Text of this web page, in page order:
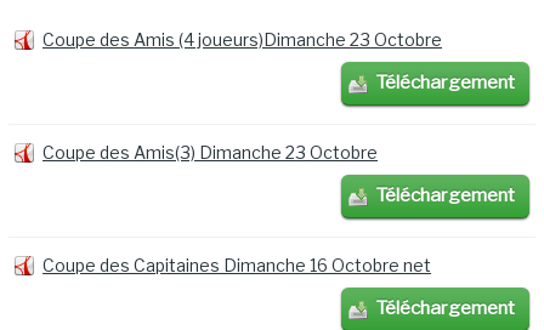
Coupe des Amis (4 joueurs)Dimanche 23 Octobre
Téléchargement
Coupe des Amis(3) Dimanche 23 Octobre
Téléchargement
Coupe des Capitaines Dimanche 16 Octobre net
Téléchargement